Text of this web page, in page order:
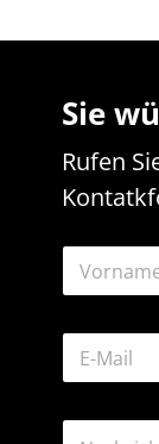
Sie
Rufen
N
m
E
M
K